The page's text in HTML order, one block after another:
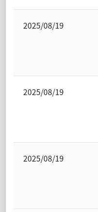
2025/08/19
2025/08/19
2025/08/19